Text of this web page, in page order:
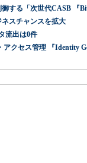
する「次世代CASB 『
スチャンスを拡大
流出は0件
クセス管理 『Identity